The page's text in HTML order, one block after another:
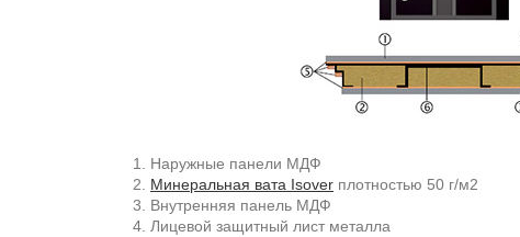
Наружные панели МДФ
Минеральная вата Isover плотностью 50 г/м2
Внутренняя панель МДФ
Лицевой защитный лист металла